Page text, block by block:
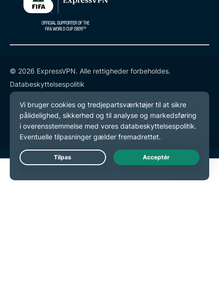
© 2026 ExpressVPN. Alle rettigheder forbeholdes.
Databeskyttelsespolitik
Tjenestevilkår
Cookie-præferencer
Live Chat